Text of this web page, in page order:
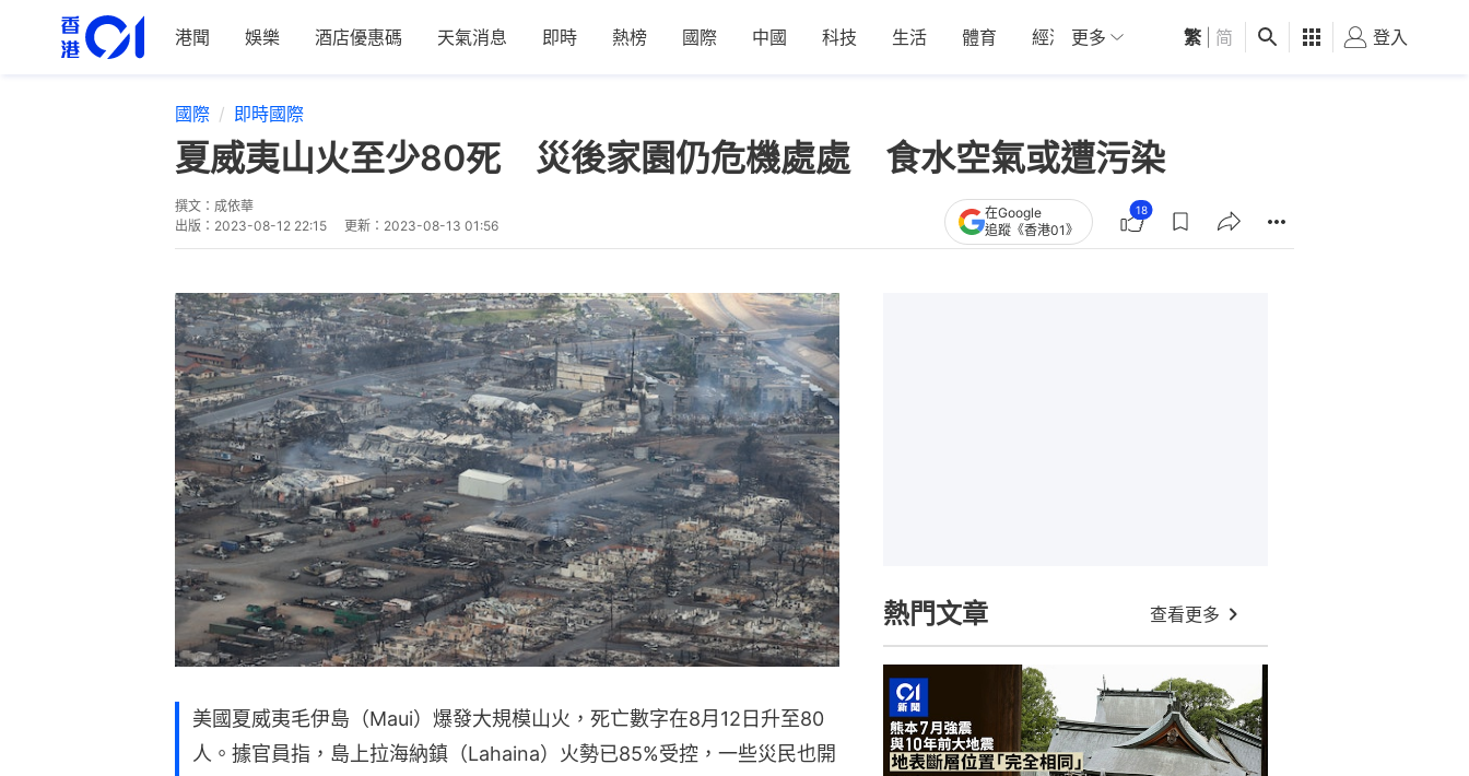
港聞 娛樂 酒店優惠碼 天氣消息 即時 熱榜 國際 中國 科技 生活 體育 經濟 01深圳 觀點 健康 好食玩飛
更多 繁 简 登入
國際 即時國際
夏威夷山火至少80死 災後家園仍危機處處 食水空氣或遭污染
撰文： 成依華
出版： 2023-08-12 22:15 更新： 2023-08-13 01:56
在Google
追蹤《香港01》
18
美國夏威夷毛伊島（Maui）爆發大規模山火，死亡數字在8月12日升至80
人。據官員指，島上拉海納鎮（Lahaina）火勢已85%受控，一些災民也開
熱門文章 查看更多